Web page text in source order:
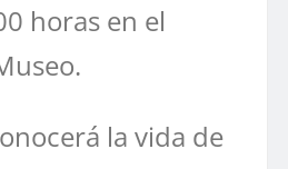
horas en el
la vida de